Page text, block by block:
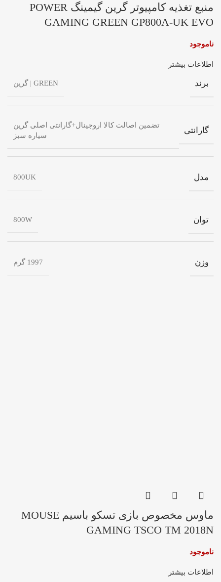
منبع تغذیه کامپیوتر گرین گیمینگ POWER
GAMING GREEN GP800A-UK EVO
ناموجود
اطلاعات بیشتر
برند GREEN | گرین
گارانتی
تضمین اصالت کالا اروجینال+گارانتی اصلی گرین
سیاره سبز
مدل 800UK
توان 800W
وزن 1997 گرم
ماوس مخصوص بازی تسکو باسیم MOUSE
GAMING TSCO TM 2018N
ناموجود
اطلاعات بیشتر